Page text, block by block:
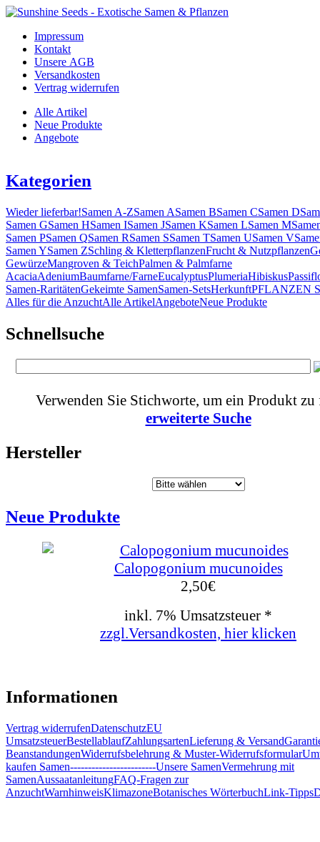
Impressum
Kontakt
Unsere AGB
Versandkosten
Vertrag widerrufen
Alle Artikel
Neue Produkte
Angebote
Kategorien
Wieder lieferbar!Samen A-ZSamen ASamen BSamen CSamen D
Samen GSamen HSamen ISamen JSamen KSamen LSamen M
Samen PSamen QSamen RSamen SSamen TSamen USamen V
Samen YSamen ZSchling & KletterpflanzenFrucht & Nutzpflanzen
GewürzeMangroven & TeichPalmen & Palmfarne
AcaciaAdeniumBaumfarne/FarneEucalyptusPlumeriaHibiskus
Samen-RaritätenGekeimte SamenSamen-SetsHerkunftPFLANZEN
Alles für die AnzuchtAlle ArtikelAngeboteNeue Produkte
Schnellsuche
Verwenden Sie Stichworte, um ein Produkt zu
erweiterte Suche
Hersteller
Neue Produkte
Calopogonium mucunoides
2,50€
inkl. 7% Umsatzsteuer *
zzgl.Versandkosten, hier klicken
Informationen
Vertrag widerrufenDatenschutzEU
UmsatzsteuerBestellablaufZahlungsartenLieferung & Versand
BeanstandungenWiderrufsbelehrung & Muster-Widerrufsformular
kaufen Samen------------------------Unsere SamenVermehrung mit
SamenAussaatanleitungFAQ-Fragen zur
AnzuchtWarnhinweisKlimazoneBotanisches WörterbuchLink-Tipps